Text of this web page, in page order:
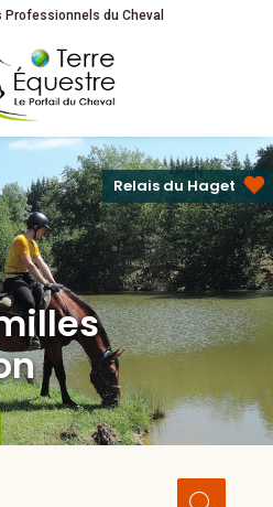
Partagez votre passion !
Professionnels du Cheval
Relais du Haget